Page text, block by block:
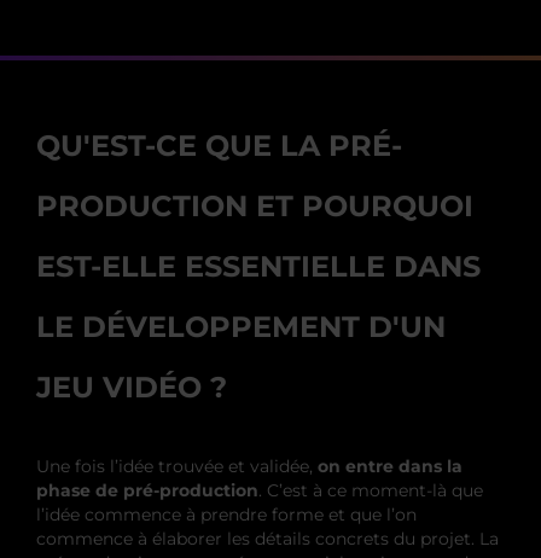
QU'EST-CE QUE LA PRÉ-
PRODUCTION ET POURQUOI
EST-ELLE ESSENTIELLE DANS
LE DÉVELOPPEMENT D'UN
JEU VIDÉO ?
Une fois l’idée trouvée et validée, on entre dans la
phase de pré-production. C’est à ce moment-là que
l’idée commence à prendre forme et que l’on
commence à élaborer les détails concrets du projet. La